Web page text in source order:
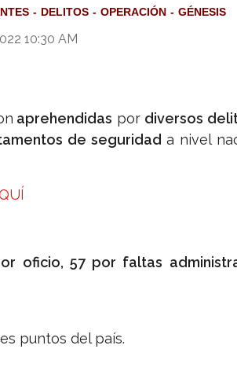
DELITOS OPERACIÓN GÉNESIS
10:30 AM
aprehendidas por diversos
de seguridad a nivel
oficio, 57 por faltas
puntos del país.